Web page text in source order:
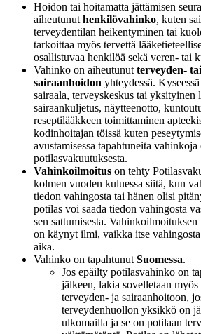
Hoidon tai hoitamatta jättämisen
aiheutunut henkilövahinko, kuten
terveydentilan heikentyminen tai
tarkoittaa myös tervettä
osallistuvaa henkilöä sekä veren- tai
Vahinko on aiheutunut terveyden- tai
sairaanhoidon yhteydessä.
sairaala, terveyskeskus tai yksityinen
sairaankuljetus, näytteenotto,
reseptilääkkeen toimittaminen
kodinhoitajan töissä kuten
avustamisessa tapahtuneita vahinkoja
potilasvakuutuksesta.
Vahinkoilmoitus on tehty
kolmen vuoden kuluessa siitä, kun
tiedon vahingosta tai hänen olisi
potilas voi saada tiedon vahingosta
sen sattumisesta.
on käynyt ilmi, vaikka itse
aika.
Vahinko on tapahtunut Suomessa.
Jos epäilty potilasvahinko on
jälkeen, lakia sovelletaan
terveyden- ja sairaanhoitoon,
terveydenhuollon yksikkö on
ulkomailla ja se on potilaan